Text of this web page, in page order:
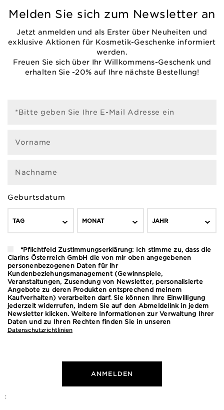
Melden Sie sich zum Newsletter an
Jetzt anmelden und als Erster über Neuheiten und
exklusive Aktionen für Kosmetik-Geschenke informiert
werden.
Freuen Sie sich über Ihr Willkommens-Geschenk und
erhalten Sie -20% auf Ihre nächste Bestellung!
*Bitte geben Sie Ihre E-Mail Adresse ein
Vorname
Nachname
Geburtsdatum
TAG MONAT JAHR
*Pflichtfeld Zustimmungserklärung: Ich stimme zu, dass die
Clarins Österreich GmbH die von mir oben angegebenen
personenbezogenen Daten für ihr
Kundenbeziehungsmanagement (Gewinnspiele,
Veranstaltungen, Zusendung von Newsletter, personalisierte
Angebote zu deren Produkten entsprechend meinem
Kaufverhalten) verarbeiten darf. Sie können Ihre Einwilligung
jederzeit widerrufen, indem Sie auf den Abmeldelink in jedem
Newsletter klicken. Weitere Informationen zur Verwaltung Ihrer
Daten und zu Ihren Rechten finden Sie in unseren
Datenschutzrichtlinien
ANMELDEN
: